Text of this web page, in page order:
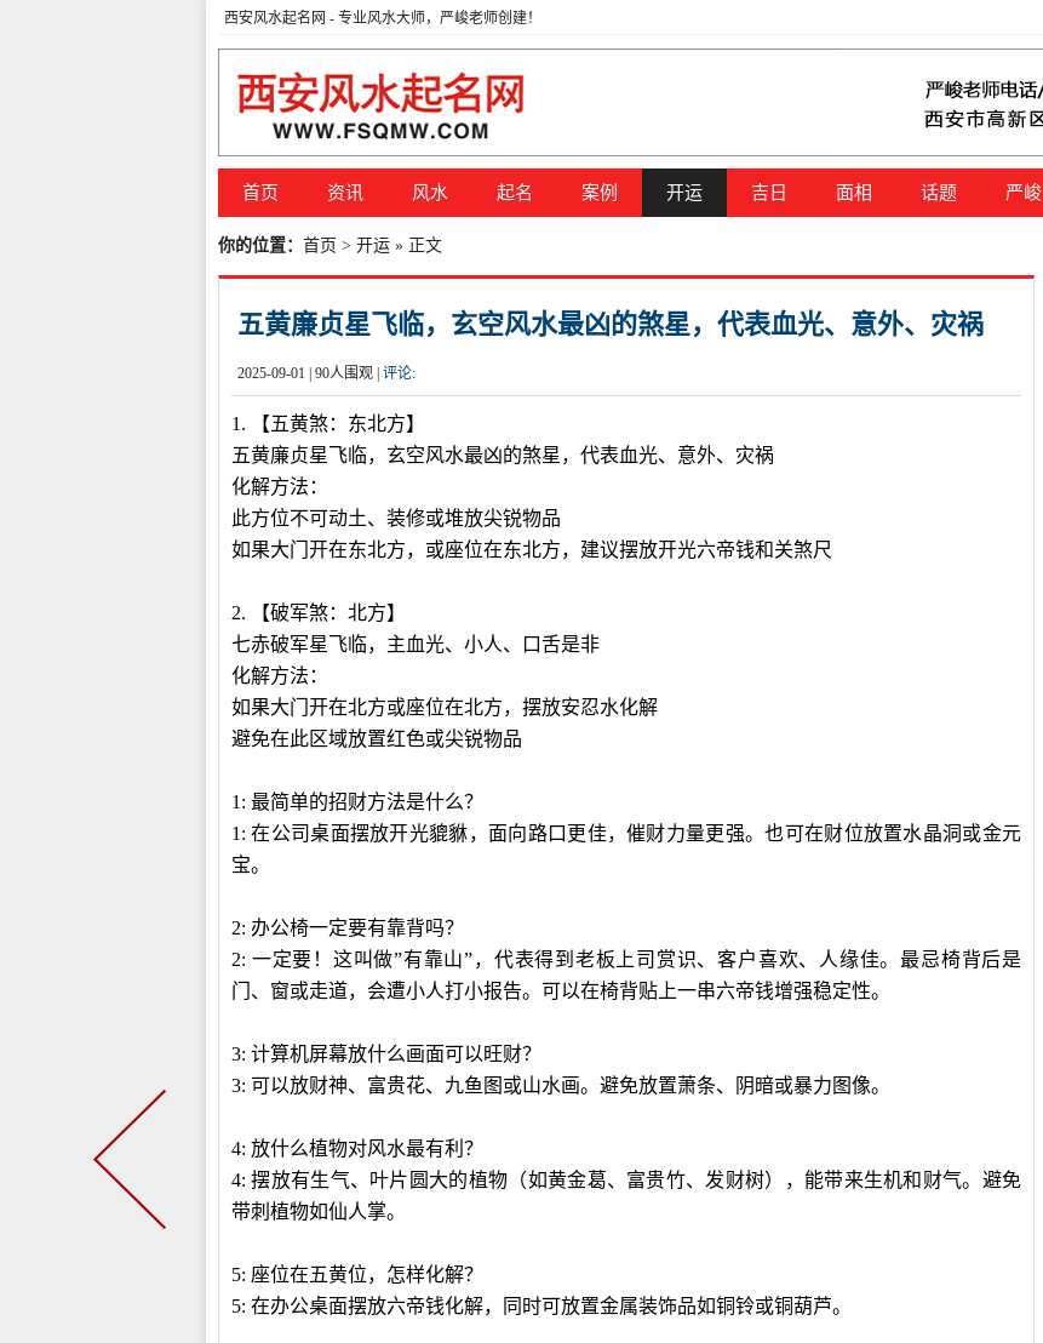
西安风水起名网 - 专业风水大师，严峻老师创建！
首页 资讯 风水 起名 案例 开运 吉日 面相 话题 严峻
你的位置： 首页 > 开运 » 正文
五黄廉贞星飞临，玄空风水最凶的煞星，代表血光、意外、灾祸
2025-09-01 | 90人围观 | 评论:
1.
【五黄煞：东北方】
五黄廉贞星飞临，玄空风水最凶的煞星，代表血光、意外、灾祸
化解方法：
此方位不可动土、装修或堆放尖锐物品
如果大门开在东北方，或座位在东北方，建议摆放开光六帝钱和关煞尺
2.
【破军煞：北方】
七赤破军星飞临，主血光、小人、口舌是非
化解方法：
如果大门开在北方或座位在北方，摆放安忍水化解
避免在此区域放置红色或尖锐物品
1: 最简单的招财方法是什么？
1:在公司桌面摆放开光貔貅，面向路口更佳，催财力量更强。也可在财位放置水晶洞或金元
宝。
2: 办公椅一定要有靠背吗？
2: 一定要！这叫做”有靠山”，代表得到老板上司赏识、客户喜欢、人缘佳。最忌椅背后是
门、窗或走道，会遭小人打小报告。可以在椅背贴上一串六帝钱增强稳定性。
3: 计算机屏幕放什么画面可以旺财？
3: 可以放财神、富贵花、九鱼图或山水画。避免放置萧条、阴暗或暴力图像。
4: 放什么植物对风水最有利？
4:摆放有生气、叶片圆大的植物（如黄金葛、富贵竹、发财树），能带来生机和财气。避免
带刺植物如仙人掌。
5: 座位在五黄位，怎样化解？
5: 在办公桌面摆放六帝钱化解，同时可放置金属装饰品如铜铃或铜葫芦。